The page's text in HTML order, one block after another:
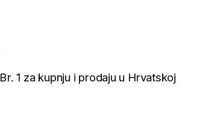
Br. 1 za kupnju i prodaju u Hrvatskoj